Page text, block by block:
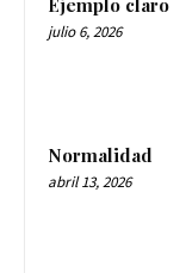
Ejemplo claro
julio 6, 2026
Normalidad
abril 13, 2026